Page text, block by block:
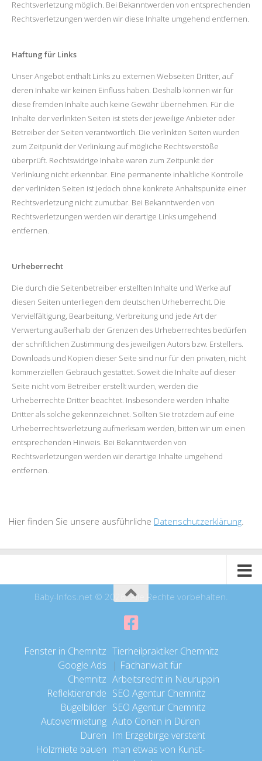
Rechtsverletzung möglich. Bei Bekanntwerden von entsprechenden
Rechtsverletzungen werden wir diese Inhalte umgehend entfernen.
Haftung für Links
Unser Angebot enthält Links zu externen Webseiten Dritter, auf
deren Inhalte wir keinen Einfluss haben. Deshalb können wir für
diese fremden Inhalte auch keine Gewähr übernehmen. Für die
Inhalte der verlinkten Seiten ist stets der jeweilige Anbieter oder
Betreiber der Seiten verantwortlich. Die verlinkten Seiten wurden
zum Zeitpunkt der Verlinkung auf mögliche Rechtsverstöße
überprüft. Rechtswidrige Inhalte waren zum Zeitpunkt der
Verlinkung nicht erkennbar. Eine permanente inhaltliche Kontrolle
der verlinkten Seiten ist jedoch ohne konkrete Anhaltspunkte einer
Rechtsverletzung nicht zumutbar. Bei Bekanntwerden von
Rechtsverletzungen werden wir derartige Links umgehend
entfernen.
Urheberrecht
Die durch die Seitenbetreiber erstellten Inhalte und Werke auf
diesen Seiten unterliegen dem deutschen Urheberrecht. Die
Vervielfältigung, Bearbeitung, Verbreitung und jede Art der
Verwertung außerhalb der Grenzen des Urheberrechtes bedürfen
der schriftlichen Zustimmung des jeweiligen Autors bzw. Erstellers.
Downloads und Kopien dieser Seite sind nur für den privaten, nicht
kommerziellen Gebrauch gestattet. Soweit die Inhalte auf dieser
Seite nicht vom Betreiber erstellt wurden, werden die
Urheberrechte Dritter beachtet. Insbesondere werden Inhalte
Dritter als solche gekennzeichnet. Sollten Sie trotzdem auf eine
Urheberrechtsverletzung aufmerksam werden, bitten wir um einen
entsprechenden Hinweis. Bei Bekanntwerden von
Rechtsverletzungen werden wir derartige Inhalte umgehend
entfernen.
Hier finden Sie unsere ausführliche Datenschutzerklärung
Baby-Infos.net © 2026. Alle Rechte vorbehalten.
Fenster in Chemnitz
Google Ads
Chemnitz
Reflektierende
Bügelbilder
Autovermietung
Düren
Holzmiete bauen
Tierheilpraktiker Chemnitz
| Fachanwalt für
Arbeitsrecht in Neuruppin
SEO Agentur Chemnitz
SEO Agentur Chemnitz
Auto Conen in Düren
Im Erzgebirge versteht
man etwas von Kunst-